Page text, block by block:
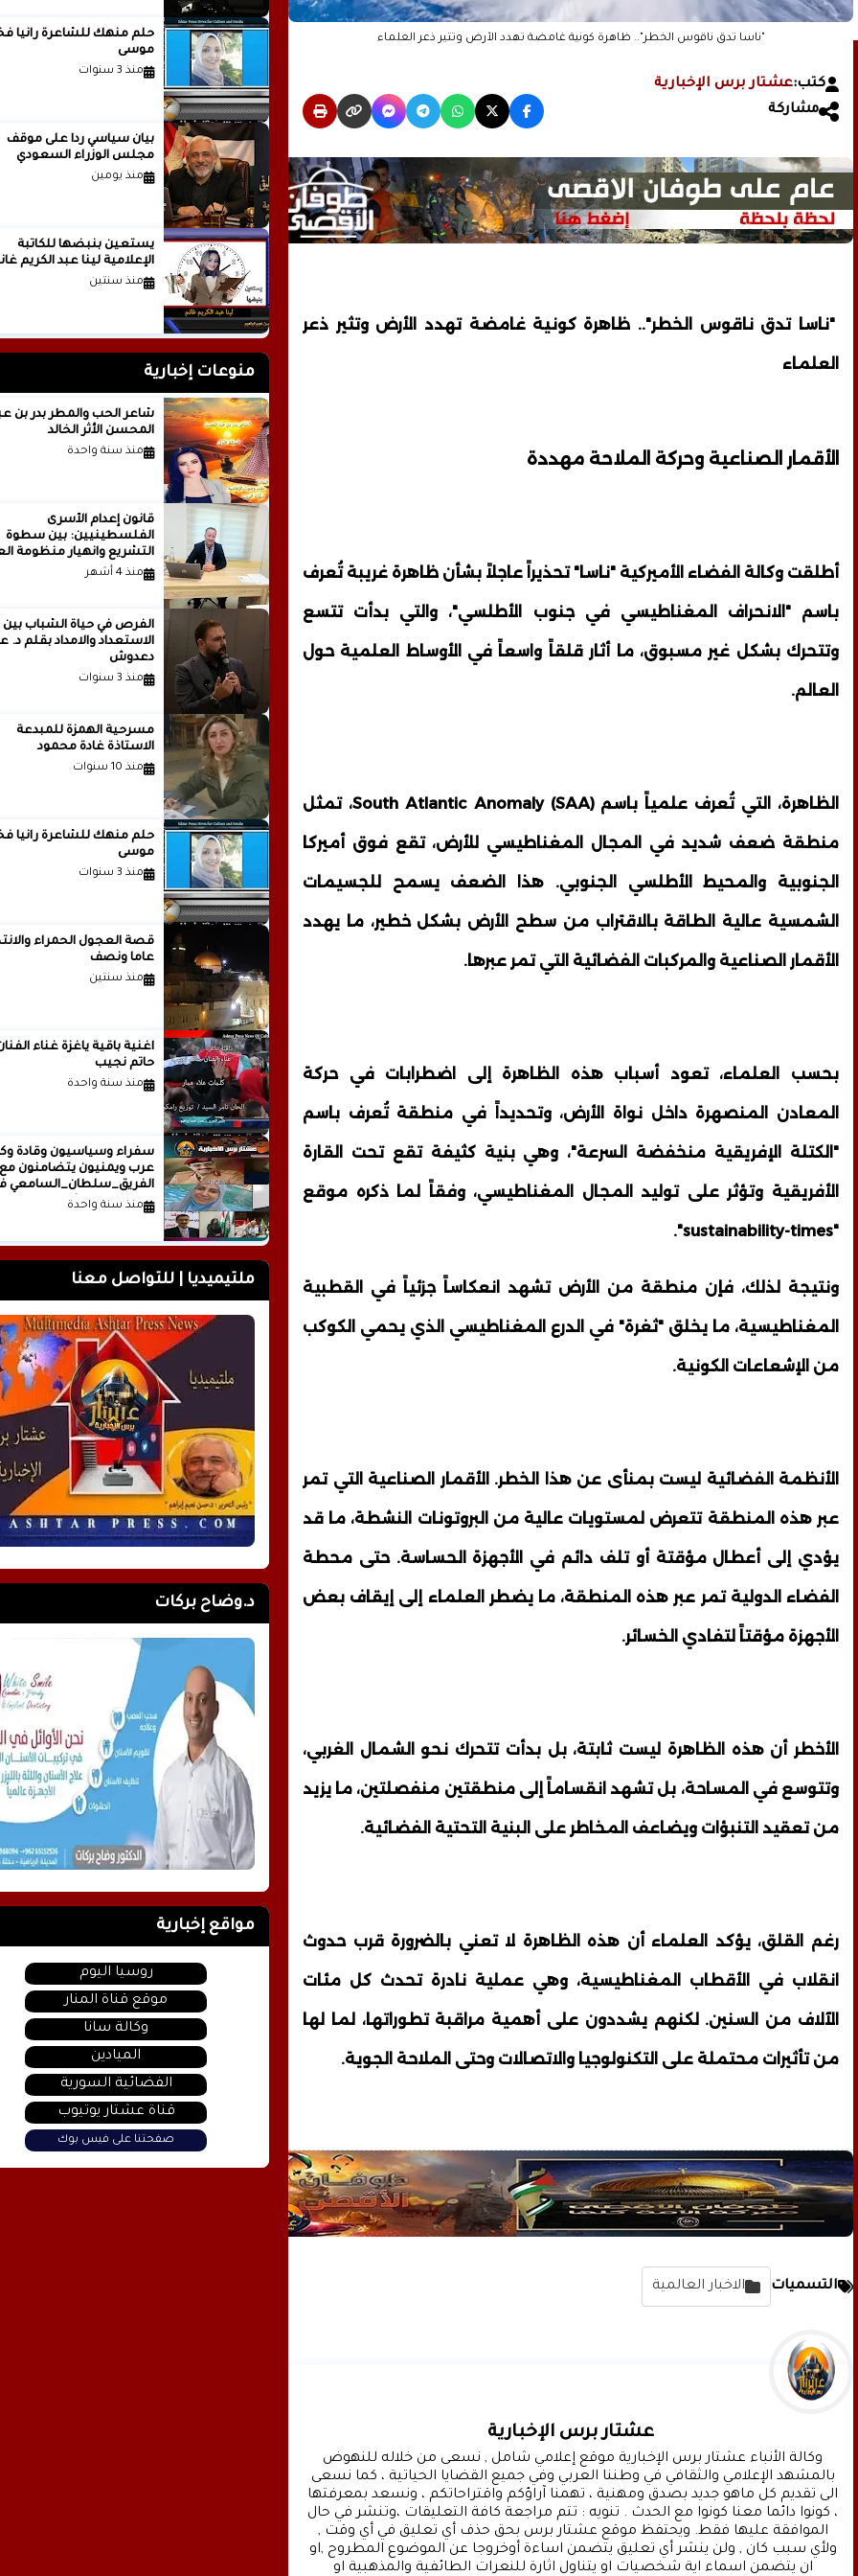
"ناسا تدق ناقوس الخطر".. ظاهرة كونية غامضة تهدد الأرض وتثير ذعر العلماء
كتب:عشتار برس الإخبارية
مشاركة
"ناسا تدق ناقوس الخطر".. ظاهرة كونية غامضة تهدد الأرض وتثير ذعر
العلماء
الأقمار الصناعية وحركة الملاحة مهددة
أطلقت وكالة الفضاء الأميركية "ناسا" تحذيراً عاجلاً بشأن ظاهرة غريبة تُعرف
باسم "الانحراف المغناطيسي في جنوب الأطلسي"، والتي بدأت تتسع
وتتحرك بشكل غير مسبوق، ما أثار قلقاً واسعاً في الأوساط العلمية حول
العالم.
الظاهرة، التي تُعرف علمياً باسم South Atlantic Anomaly (SAA)، تمثل
منطقة ضعف شديد في المجال المغناطيسي للأرض، تقع فوق أميركا
الجنوبية والمحيط الأطلسي الجنوبي. هذا الضعف يسمح للجسيمات
الشمسية عالية الطاقة بالاقتراب من سطح الأرض بشكل خطير، ما يهدد
الأقمار الصناعية والمركبات الفضائية التي تمر عبرها.
بحسب العلماء، تعود أسباب هذه الظاهرة إلى اضطرابات في حركة
المعادن المنصهرة داخل نواة الأرض، وتحديداً في منطقة تُعرف باسم
"الكتلة الإفريقية منخفضة السرعة"، وهي بنية كثيفة تقع تحت القارة
الأفريقية وتؤثر على توليد المجال المغناطيسي، وفقاً لما ذكره موقع
"sustainability-times".
ونتيجة لذلك، فإن منطقة من الأرض تشهد انعكاساً جزئياً في القطبية
المغناطيسية، ما يخلق "ثغرة" في الدرع المغناطيسي الذي يحمي الكوكب
من الإشعاعات الكونية.
الأنظمة الفضائية ليست بمنأى عن هذا الخطر. الأقمار الصناعية التي تمر
عبر هذه المنطقة تتعرض لمستويات عالية من البروتونات النشطة، ما قد
يؤدي إلى أعطال مؤقتة أو تلف دائم في الأجهزة الحساسة. حتى محطة
الفضاء الدولية تمر عبر هذه المنطقة، ما يضطر العلماء إلى إيقاف بعض
الأجهزة مؤقتاً لتفادي الخسائر.
الأخطر أن هذه الظاهرة ليست ثابتة، بل بدأت تتحرك نحو الشمال الغربي،
وتتوسع في المساحة، بل تشهد انقساماً إلى منطقتين منفصلتين، ما يزيد
من تعقيد التنبؤات ويضاعف المخاطر على البنية التحتية الفضائية.
رغم القلق، يؤكد العلماء أن هذه الظاهرة لا تعني بالضرورة قرب حدوث
انقلاب في الأقطاب المغناطيسية، وهي عملية نادرة تحدث كل مئات
الآلاف من السنين. لكنهم يشددون على أهمية مراقبة تطوراتها، لما لها
من تأثيرات محتملة على التكنولوجيا والاتصالات وحتى الملاحة الجوية.
التسميات الاخبار العالمية
عشتار برس الإخبارية
حلم منهك للشاعرة
موسى
منذ 3 سنوات
بيان سياسي رداً على موقف
مجلس الوزراء السعودي
منذ يومين
يستعين بنبضها للكاتبة
الإعلامية لينا عبد الكريم غانم
منذ سنتين
منوعات إخبارية
شاعر الحب والمطر بدر
المحسن الأثر الخالد
منذ سنة واحدة
قانون إعدام الأسرى
الفلسطينيين: بين سطوة
التشريع وانهيار منظومة
الدولية...بقلم الدكتور وسيم
منذ 4 أشهر
الفرص في حياة الشباب بين
الاستعداد والامداد
دعدوش
منذ 3 سنوات
مسرحية الهمزة للمبدعة
الاستاذة غادة محمود
منذ 10 سنوات
حلم منهك للشاعرة
موسى
منذ 3 سنوات
قصة العجول الحمراء
عاما ونصف
منذ سنتين
اغنية باقية ياغزة غناء
حاتم نجيب
منذ سنة واحدة
سفراء وسياسيون وقادة
عرب ويمنيون يتضامنون مع
الفريق_سلطان_السامعي
وجه حملة التشويه.. تقرير
منذ سنة واحدة
ملتيميديا | للتواصل معنا
د.وضاح بركات
مواقع إخبارية
روسيا اليوم
موقع قناة المنار
وكالة سانا
الميادين
الفضائية السورية
قناة عشتار يوتيوب
صفحتنا على فيس بوك